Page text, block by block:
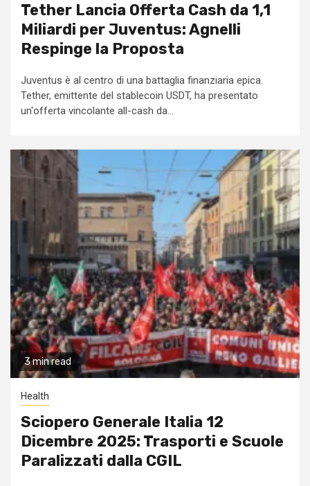
Tether Lancia Offerta Cash da 1,1
Miliardi per Juventus: Agnelli
Respinge la Proposta
Juventus è al centro di una battaglia finanziaria epica.
Tether, emittente del stablecoin USDT, ha presentato
un'offerta vincolante all-cash da...
3 min read
Health
Sciopero Generale Italia 12
Dicembre 2025: Trasporti e Scuole
Paralizzati dalla CGIL